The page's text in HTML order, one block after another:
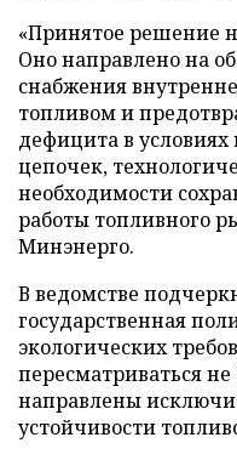
«Принятое решение
Оно направлено на
снабжения
топливом и
дефицита в
цепочек,
необходимости
работы топливного
Минэнерго.
В ведомстве
государственная
экологических
пересматриваться
направлены
устойчивости